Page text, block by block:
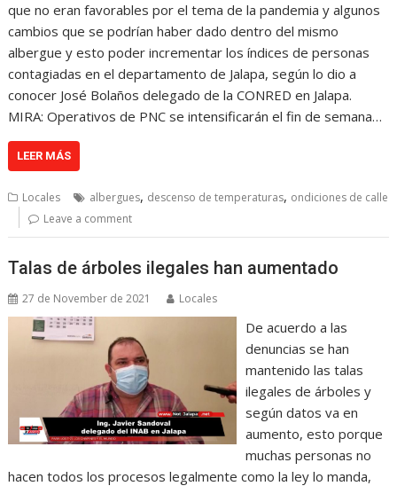
que no eran favorables por el tema de la pandemia y algunos
cambios que se podrían haber dado dentro del mismo
albergue y esto poder incrementar los índices de personas
contagiadas en el departamento de Jalapa, según lo dio a
conocer José Bolaños delegado de la CONRED en Jalapa.
MIRA: Operativos de PNC se intensificarán el fin de semana…
LEER MÁS
Locales albergues, descenso de temperaturas, ondiciones de calle
Leave a comment
Talas de árboles ilegales han aumentado
27 de November de 2021 Locales
De acuerdo a las
denuncias se han
mantenido las talas
ilegales de árboles y
según datos va en
aumento, esto porque
muchas personas no
hacen todos los procesos legalmente como la ley lo manda,